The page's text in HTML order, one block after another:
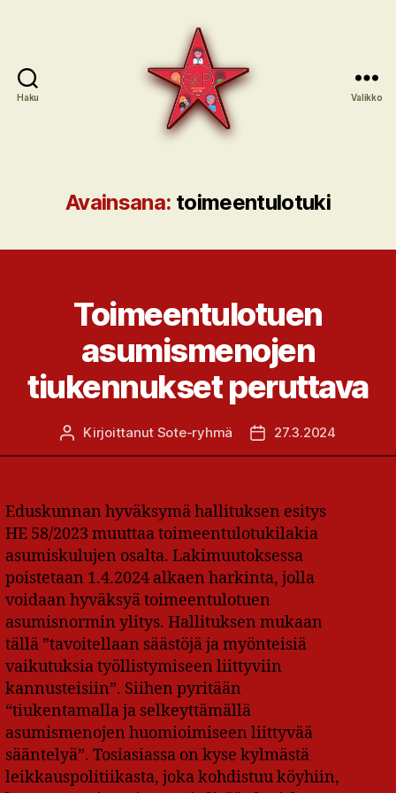
Haku
SKP:n
Valikko
Avainsana: toimeentulotuki
Toimeentulotuen
asumismenojen
tiukennukset peruttava
Kirjoittaja
Kirjoittanut Sote-ryhmä Julkaisupäivämäärä
27.3.2024
Eduskunnan hyväksymä hallituksen esitys
HE 58/2023 muuttaa toimeentulotukilakia
asumiskulujen osalta. Lakimuutoksessa
poistetaan 1.4.2024 alkaen harkinta, jolla
voidaan hyväksyä toimeentulotuen
asumisnormin ylitys. Hallituksen mukaan
tällä ”tavoitellaan säästöjä ja myönteisiä
vaikutuksia työllistymiseen liittyviin
kannusteisiin”. Siihen pyritään
“tiukentamalla ja selkeyttämällä
asumismenojen huomioimiseen liittyvää
sääntelyä”. Tosiasiassa on kyse kylmästä
leikkauspolitiikasta, joka kohdistuu köyhiin,